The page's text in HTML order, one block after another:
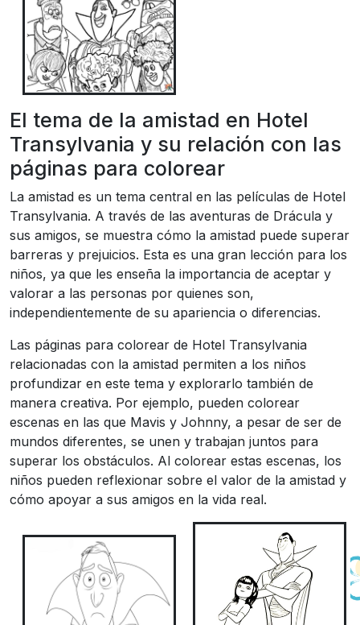
El tema de la amistad en Hotel
Transylvania y su relación con las
páginas para colorear
La amistad es un tema central en las películas de Hotel
Transylvania. A través de las aventuras de Drácula y
sus amigos, se muestra cómo la amistad puede superar
barreras y prejuicios. Esta es una gran lección para los
niños, ya que les enseña la importancia de aceptar y
valorar a las personas por quienes son,
independientemente de su apariencia o diferencias.
Las páginas para colorear de Hotel Transylvania
relacionadas con la amistad permiten a los niños
profundizar en este tema y explorarlo también de
manera creativa. Por ejemplo, pueden colorear
escenas en las que Mavis y Johnny, a pesar de ser de
mundos diferentes, se unen y trabajan juntos para
superar los obstáculos. Al colorear estas escenas, los
niños pueden reflexionar sobre el valor de la amistad y
cómo apoyar a sus amigos en la vida real.